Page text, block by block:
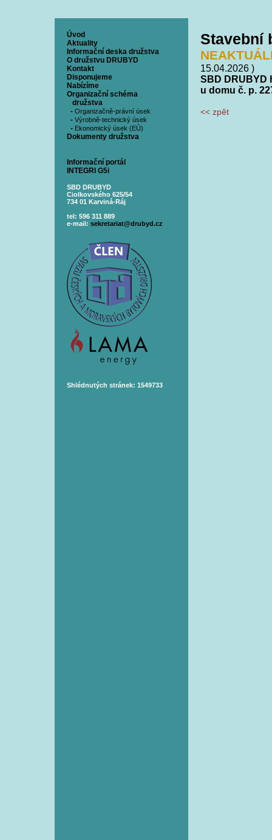
Úvod
Aktuality
Informační deska družstva
O družstvu DRUBYD
Kontakt
Disponujeme
Nabízíme
Organizační schéma
družstva
- Organizačně-právní úsek
- Výrobně-technický úsek
- Ekonomický úsek (EÚ)
Dokumenty družstva
Informační portál
INTEGRI G5i
SBD DRUBYD
Ciolkovského 625/54
734 01 Karviná-Ráj
tel: 596 311 889
e-mail: sekretariat@drubyd.cz
Shlédnutých stránek: 1549733
Stavební
15.04.2026 )
SBD DRUBYD
u domu č. p.
<< zpět